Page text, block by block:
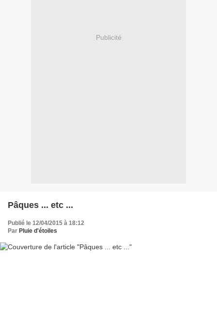
Publicité
Pâques ... etc ...
Publié le 12/04/2015 à 18:12
Par Pluie d'étoiles